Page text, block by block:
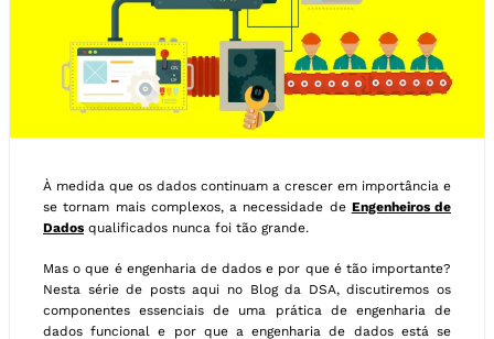
À medida que os dados continuam a crescer em importância e
se tornam mais complexos, a necessidade de Engenheiros de
Dados qualificados nunca foi tão grande.
Mas o que é engenharia de dados e por que é tão importante?
Nesta série de posts aqui no Blog da DSA, discutiremos os
componentes essenciais de uma prática de engenharia de
dados funcional e por que a engenharia de dados está se